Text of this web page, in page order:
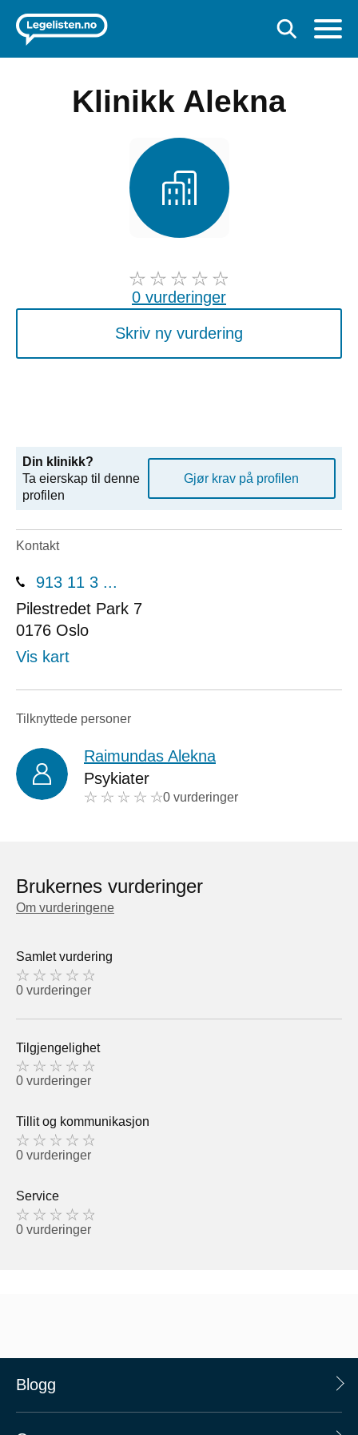
Klinikk Alekna
0 vurderinger
Skriv ny vurdering
Din klinikk?
Ta eierskap til denne
profilen
Gjør krav på profilen
Kontakt
913 11 3 ...
Pilestredet Park 7
0176 Oslo
Vis kart
Tilknyttede personer
Raimundas Alekna
Psykiater
0 vurderinger
Brukernes vurderinger
Om vurderingene
Samlet vurdering
0 vurderinger
Tilgjengelighet
0 vurderinger
Tillit og kommunikasjon
0 vurderinger
Service
0 vurderinger
Blogg